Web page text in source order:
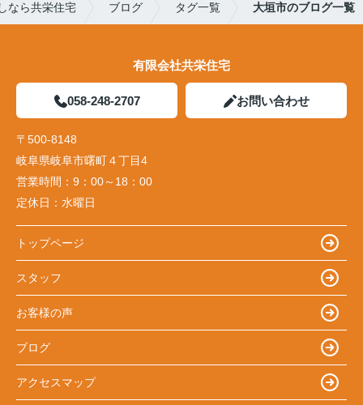
なら共栄住宅 ブログ タグ一覧 大垣市のブログ一覧
有限会社共栄住宅
058-248-2707 お問い合わせ
〒500-8148
岐阜県岐阜市曙町４丁目4
営業時間： 9：00～18：00
定休日： 水曜日
トップページ
スタッフ
お客様の声
ブログ
アクセスマップ